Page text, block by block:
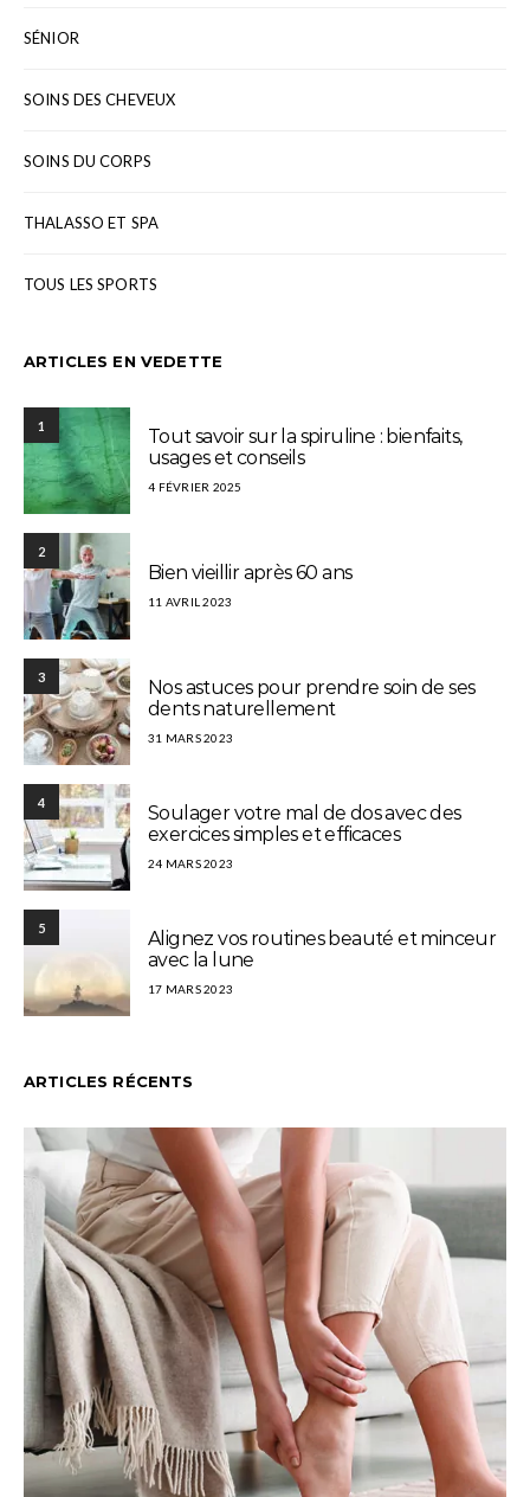
SÉNIOR
SOINS DES CHEVEUX
SOINS DU CORPS
THALASSO ET SPA
TOUS LES SPORTS
ARTICLES EN VEDETTE
1
Tout savoir sur la spiruline : bienfaits,
usages et conseils
4 FÉVRIER 2025
2
Bien vieillir après 60 ans
11 AVRIL 2023
3
Nos astuces pour prendre soin de ses
dents naturellement
31 MARS 2023
4
Soulager votre mal de dos avec des
exercices simples et efficaces
24 MARS 2023
5
Alignez vos routines beauté et minceur
avec la lune
17 MARS 2023
ARTICLES RÉCENTS